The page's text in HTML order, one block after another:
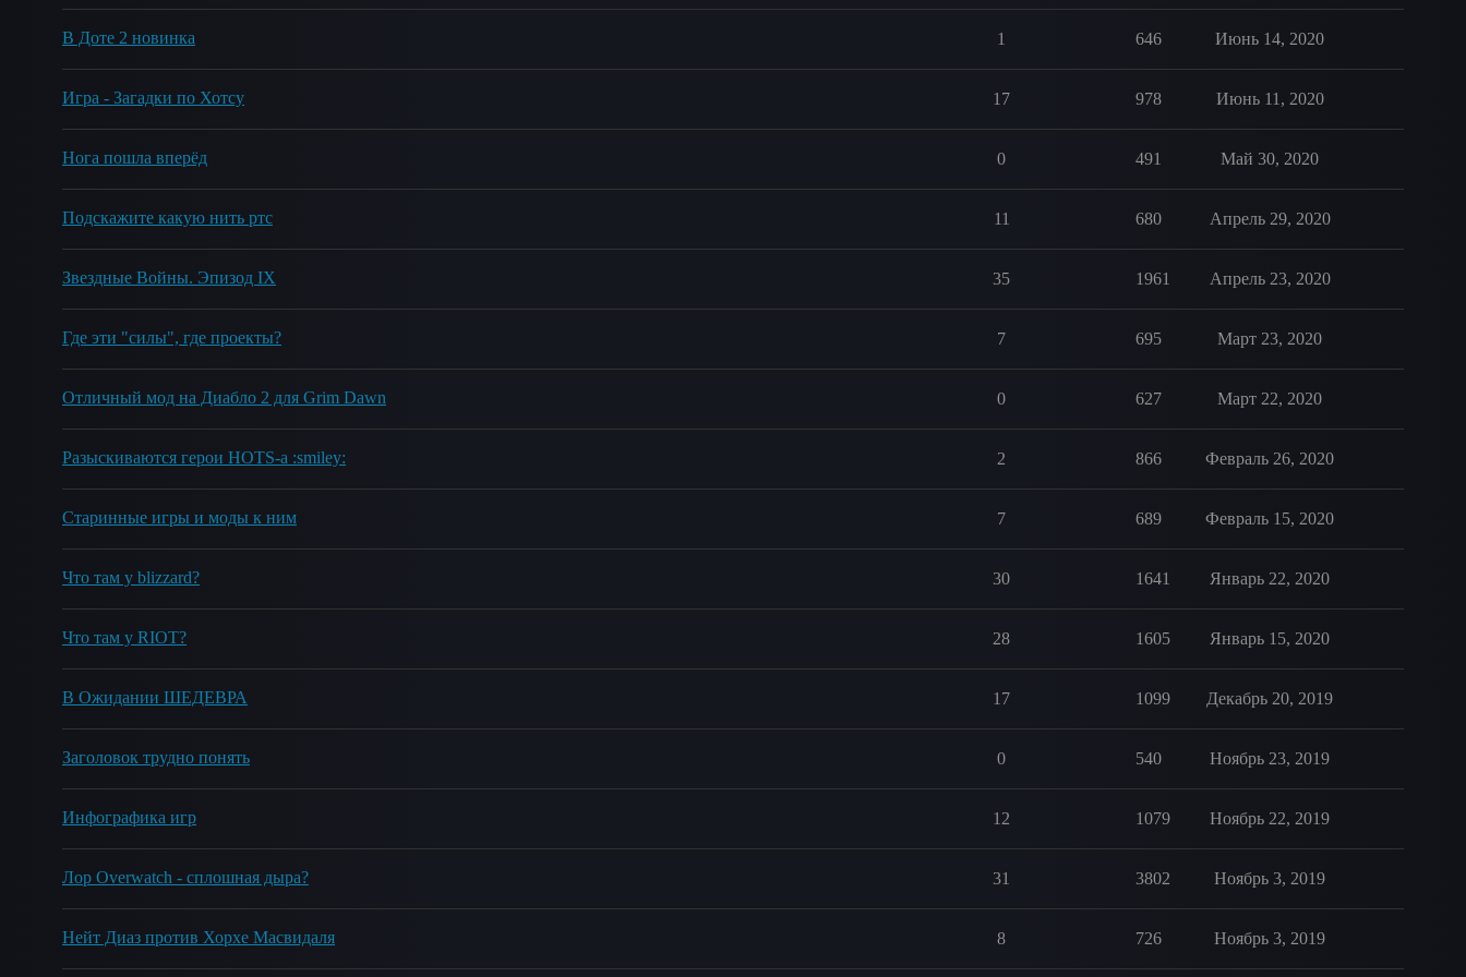
В Доте 2 новинка 1 646 Июнь 14, 2020
Игра - Загадки по Хотсу 17 978 Июнь 11, 2020
Нога пошла вперёд 0 491 Май 30, 2020
Подскажите какую нить ртс 11 680 Апрель 29, 2020
Звездные Войны. Эпизод IX 35 1961 Апрель 23, 2020
Где эти "силы", где проекты? 7 695 Март 23, 2020
Отличный мод на Диабло 2 для Grim Dawn 0 627 Март 22, 2020
Разыскиваются герои HOTS-а :smiley: 2 866 Февраль 26, 2020
Старинные игры и моды к ним 7 689 Февраль 15, 2020
Что там у blizzard? 30 1641 Январь 22, 2020
Что там у RIOT? 28 1605 Январь 15, 2020
В Ожидании ШЕДЕВРА 17 1099 Декабрь 20, 2019
Заголовок трудно понять 0 540 Ноябрь 23, 2019
Инфографика игр 12 1079 Ноябрь 22, 2019
Лор Overwatch - сплошная дыра? 31 3802 Ноябрь 3, 2019
Нейт Диаз против Хорхе Масвидаля 8 726 Ноябрь 3, 2019